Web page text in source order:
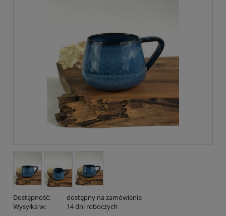
Dostępność:
dostępny na zamówienie
Wysyłka w:
14 dni roboczych